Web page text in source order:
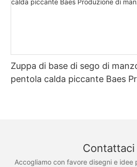
Zuppa di base di sego di
pentola calda piccante Baes
Contattaci
Accogliamo con favore disegni e idee